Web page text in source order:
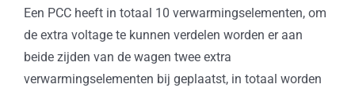
Een PCC heeft in totaal 10 verwarmingselementen, om
de extra voltage te kunnen verdelen worden er aan
beide zijden van de wagen twee extra
verwarmingselementen bij geplaatst, in totaal worden